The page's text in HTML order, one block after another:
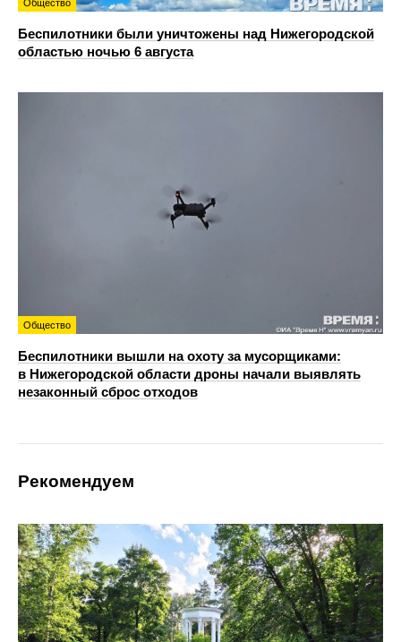
Общество
Беспилотники были уничтожены над Нижегородской
областью ночью 6 августа
Общество
Беспилотники вышли на охоту за мусорщиками:
в Нижегородской области дроны начали выявлять
незаконный сброс отходов
Рекомендуем